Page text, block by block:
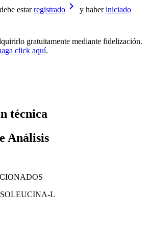
estarregistrado keyboard_arrow_right y haberiniciado
gratuitamente mediante fidelización.
click aquí.
técnica
Análisis
L